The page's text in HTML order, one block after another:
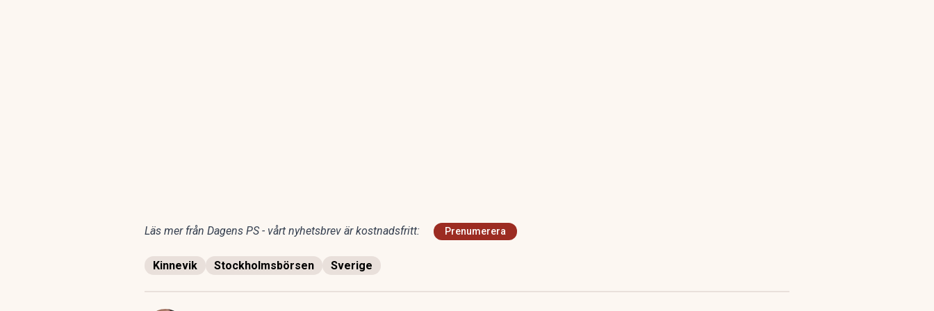
Läs mer från Dagens PS - vårt nyhetsbrev är kostnadsfritt: Prenumerera
Kinnevik Stockholmsbörsen Sverige